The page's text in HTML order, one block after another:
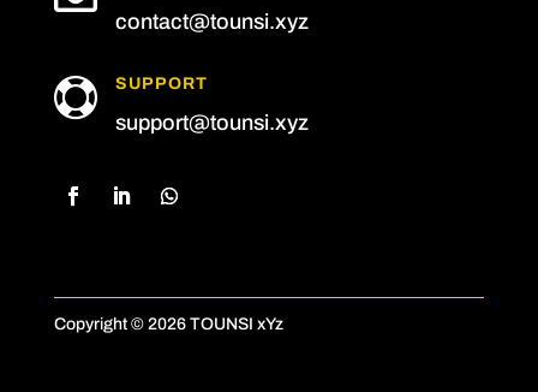
contact@tounsi.xyz
 SUPPORT
support@tounsi.xyz
Copyright © 2026 TOUNSI xYz